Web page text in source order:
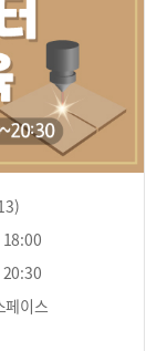
페이스